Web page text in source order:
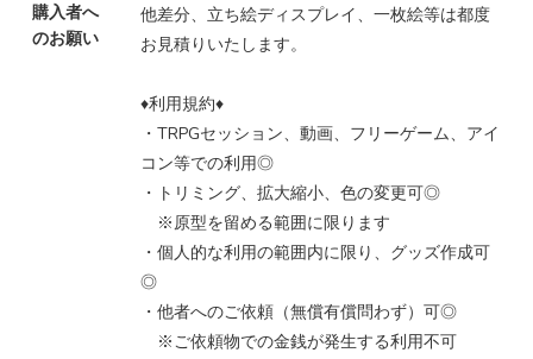
購入者へ
のお願い
他差分、立ち絵ディスプレイ、一枚絵等は都度
お見積りいたします。
♦︎利用規約♦︎
・TRPGセッション、動画、フリーゲーム、アイ
コン等での利用◎
・トリミング、拡大縮小、色の変更可◎
※原型を留める範囲に限ります
・個人的な利用の範囲内に限り、グッズ作成可
◎
・他者へのご依頼（無償有償問わず）可◎
※ご依頼物での金銭が発生する利用不可